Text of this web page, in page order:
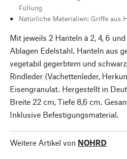
Füllung
Natürliche Materialien: Griffe aus
Mit jeweils 2 Hanteln à 2, 4, 6
Ablagen Edelstahl. Hanteln aus
vegetabil gegerbtem und
Rindleder (Vachettenleder,
Eisengranulat. Hergestellt in
Breite 22 cm, Tiefe 8,6 cm.
Inklusive Befestigungsmaterial.
Weitere Artikel von NOHRD